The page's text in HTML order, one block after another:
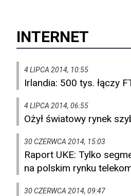
INTERNET
4 LIPCA 2014, 10:55
Irlandia: 500 tys. łączy
4 LIPCA 2014, 06:55
Ożył światowy rynek
30 CZERWCA 2014, 15:03
Raport UKE: Tylko
na polskim rynku
30 CZERWCA 2014, 09:47